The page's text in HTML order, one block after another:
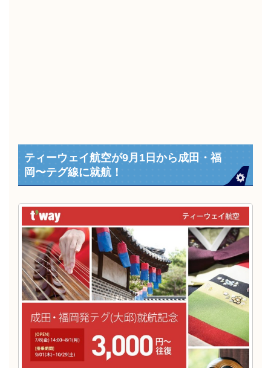
ティーウェイ航空が9月1日から成田・福
岡〜テグ線に就航！